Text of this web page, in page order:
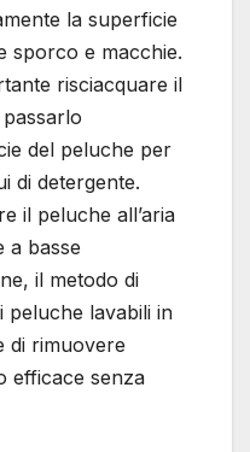
la superficie
sporco e macchie.
risciacquare il
del peluche per
di detergente.
il peluche all’aria
a basse
il metodo di
peluche lavabili in
di rimuovere
efficace senza